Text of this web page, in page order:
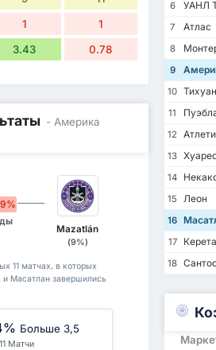
1 1
3.43 0.78
- Америка
9%
Mazatlán
(9%)
11 матчах, в которых
Масатлан завершились
Больше 3,5
Матчи
6 УАНЛ
7 Атлас
8
9
10
11
12
13
14
15 Леон
16
17
18